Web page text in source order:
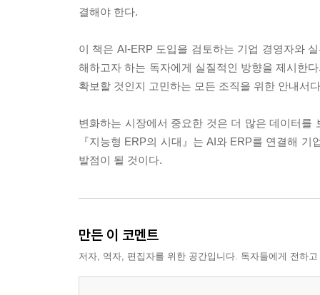
결해야 한다.
이 책은 AI-ERP 도입을 검토하는 기업 경영자와
해하고자 하는 독자에게 실질적인 방향을 제시한
확보할 것인지 고민하는 모든 조직을 위한 안내서
변화하는 시장에서 중요한 것은 더 많은 데이터
『지능형 ERP의 시대』는 AI와 ERP를 연결해
발점이 될 것이다.
만든 이 코멘트
저자, 역자, 편집자를 위한 공간입니다. 독자들에게 전하